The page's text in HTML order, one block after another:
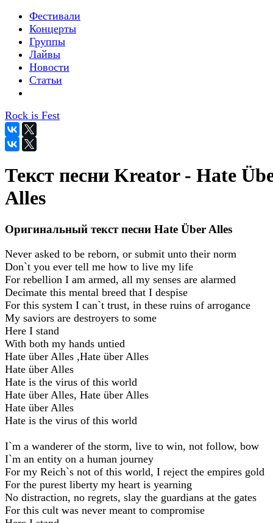
Фестивали
Концерты
Группы
Лайвы
Новости
Статьи
Rock is Fest
Текст песни Kreator - Hate
Alles
Оригинальный текст песни Hate Über Alles
Never asked to be reborn, or submit unto their norm
Don`t you ever tell me how to live my life
For rebellion I am armed, all my senses are alarmed
Decimate this mental breed that I despise
For this system I can`t trust, in these ruins of arrogance
My saviors are destroyers to some
Here I stand
With both my hands untied
Hate über Alles ,Hate über Alles
Hate über Alles
Hate is the virus of this world
Hate über Alles, Hate über Alles
Hate über Alles
Hate is the virus of this world
I`m a wanderer of the storm, live to win, not follow, bow
I`m an entity on a human journey
For my Reich`s not of this world, I reject the empires gold
For the purest liberty my heart is yearning
No distraction, no regrets, slay the guardians at the gates
For this cult was never meant to compromise